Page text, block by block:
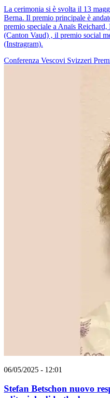
La cerimonia si è svolta il 13
Berna. Il premio principale è
premio speciale a Anaïs
(Canton Vaud) , il premio social
(Instragram).
Conferenza Vescovi Svizzeri
06/05/2025 - 12:01
Stefan Betschon nuovo